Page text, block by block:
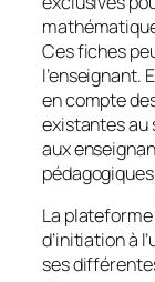
Ces fiches
l’enseignant.
en compte
existantes au
aux
La
d’initiation à
ses